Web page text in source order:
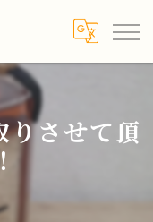
りさせて頂